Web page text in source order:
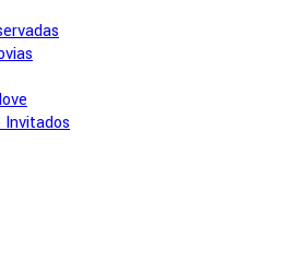
Invitados